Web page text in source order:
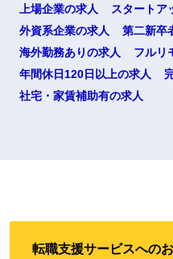
選
上場企業の求人
スタートア
外資系企業の求人
第二新卒
海外勤務ありの求人
フルリ
年間休日120日以上の求人
社宅・家賃補助有の求人
転職支援サービスへの